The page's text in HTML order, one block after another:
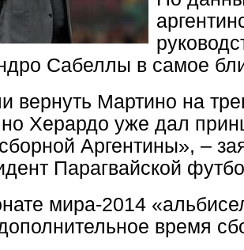
Сабеллы в самое
вернуть Мартино на
Херардо уже дал
Аргентины», –
Парагвайской
мира-2014
время